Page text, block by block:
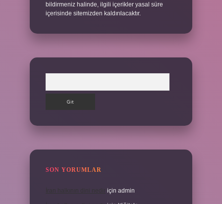
bildirmeniz halinde, ilgili içerikler yasal süre
içerisinde sitemizden kaldırılacaktır.
SON YORUMLAR
için admin